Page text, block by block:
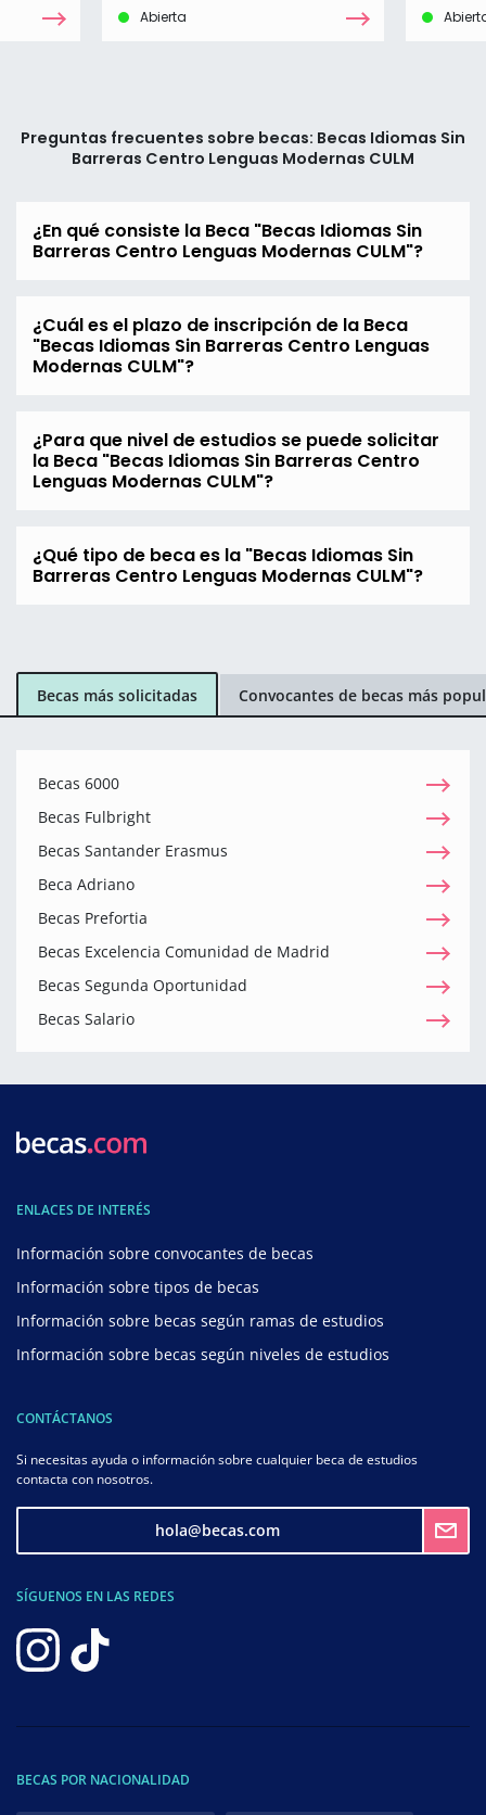
Abierta
Preguntas frecuentes sobre becas: Becas Idiomas Sin
Barreras Centro Lenguas Modernas CULM
¿En qué consiste la Beca "Becas Idiomas Sin
Barreras Centro Lenguas Modernas CULM"?
¿Cuál es el plazo de inscripción de la Beca
"Becas Idiomas Sin Barreras Centro Lenguas
Modernas CULM"?
¿Para que nivel de estudios se puede solicitar
la Beca "Becas Idiomas Sin Barreras Centro
Lenguas Modernas CULM"?
¿Qué tipo de beca es la "Becas Idiomas Sin
Barreras Centro Lenguas Modernas CULM"?
Becas más solicitadas Convocantes de becas más
Becas 6000
Becas Fulbright
Becas Santander Erasmus
Beca Adriano
Becas Prefortia
Becas Excelencia Comunidad de Madrid
Becas Segunda Oportunidad
Becas Salario
ENLACES DE INTERÉS
Información sobre convocantes de becas
Información sobre tipos de becas
Información sobre becas según ramas de estudios
Información sobre becas según niveles de estudios
CONTÁCTANOS
Si necesitas ayuda o información sobre cualquier beca de estudios
contacta con nosotros.
hola@becas.com
SÍGUENOS EN LAS REDES
BECAS POR NACIONALIDAD